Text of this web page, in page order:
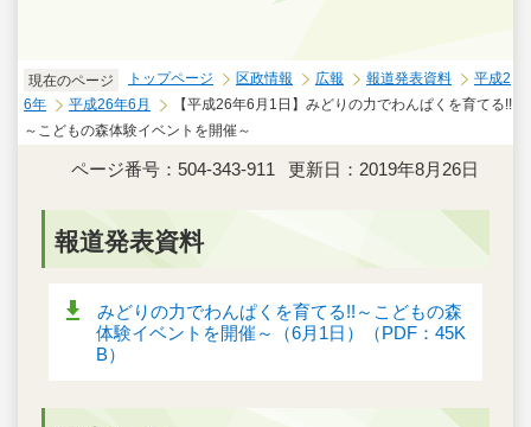
現在のページ トップページ 区政情報 広報 報道発表資料
平成2
6年
平成26年6月
【平成26年6月1日】みどりの力でわんぱくを育てる!!
～こどもの森体験イベントを開催～
ページ番号：504-343-911 更新日：2019年8月26日
報道発表資料
みどりの力でわんぱくを育てる!!～こどもの森
体験イベントを開催～（6月1日）（PDF：45K
B）